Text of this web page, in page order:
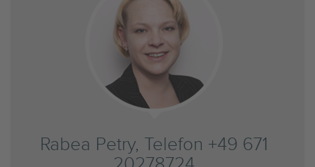
Rabea Petry, Telefon +49 671